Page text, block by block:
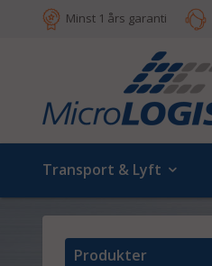
Minst 1 års garanti
Transport & Lyft
Produkter